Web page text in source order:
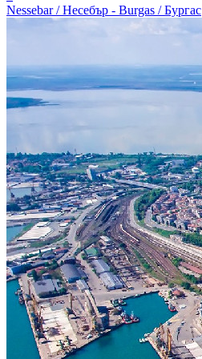
Nessebar / Несебър - Burgas / Бургас